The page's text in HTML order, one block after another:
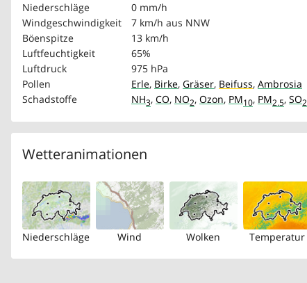
Niederschläge
0 mm/h
Windgeschwindigkeit
7 km/h aus NNW
Böenspitze
13 km/h
Luftfeuchtigkeit
65%
Luftdruck
975 hPa
Pollen
Erle, Birke, Gräser, Beifuss, Ambrosia
Schadstoffe
NH3, CO, NO2, Ozon, PM10, PM2.5, SO2
Wetteranimationen
Niederschläge Wind Wolken Temperatur